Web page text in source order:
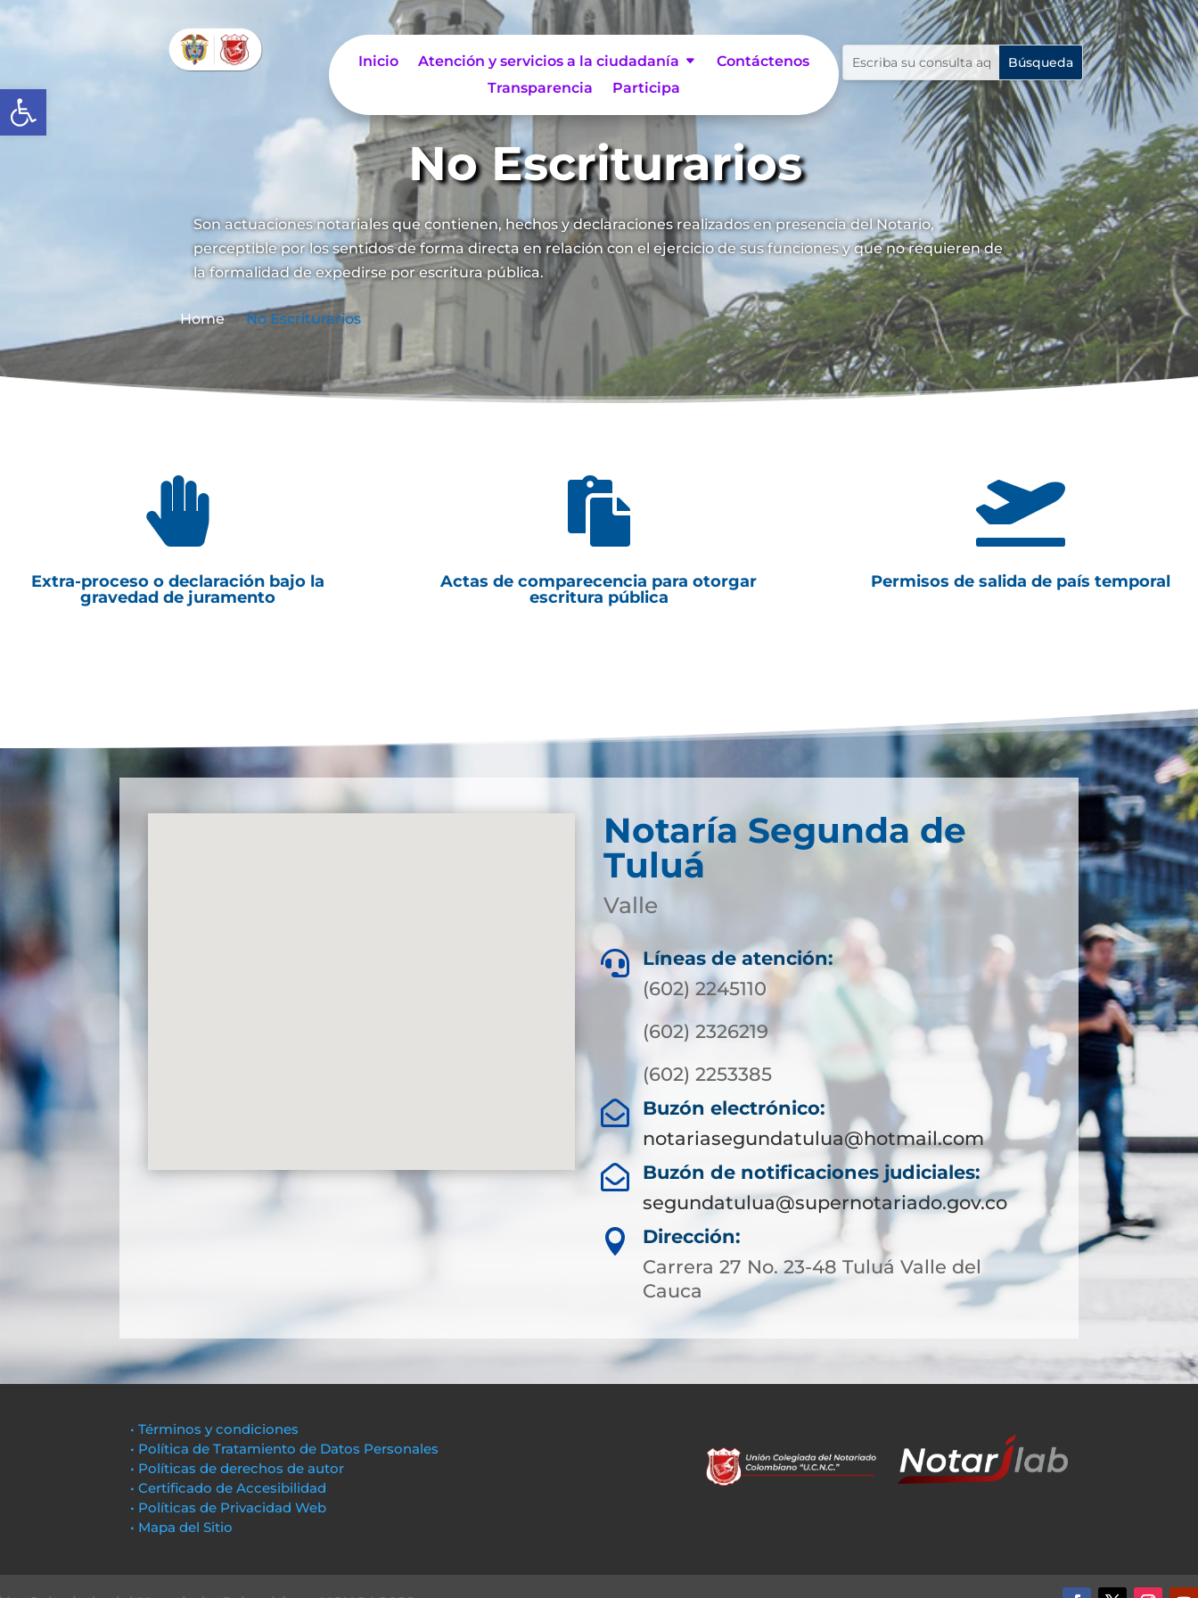
Abrir barra de herramientas
Inicio Atención y servicios a la ciudadanía
Contáctenos
Transparencia
Participa
No Escriturarios
Son actuaciones notariales que contienen, hechos y declaraciones realizados en presencia del Notario,
perceptible por los sentidos de forma directa en relación con el ejercicio de sus funciones y que no requieren de
la formalidad de expedirse por escritura pública.
Home 9 No Escriturarios

Extra-proceso o declaración bajo la
gravedad de juramento

Actas de comparecencia para otorgar
escritura pública

Permisos de salida de país temporal
Notaría Segunda de
Tuluá
Valle
 Líneas de atención:
(602) 2245110
(602) 2326219
(602) 2253385

Buzón electrónico:
notariasegundatulua@hotmail.com

Buzón de notificaciones judiciales:
segundatulua@supernotariado.gov.co

Dirección:
Carrera 27 No. 23-48 Tuluá Valle del
Cauca
• Términos y condiciones
• Política de Tratamiento de Datos Personales
• Políticas de derechos de autor
• Certificado de Accesibilidad
• Políticas de Privacidad Web
• Mapa del Sitio